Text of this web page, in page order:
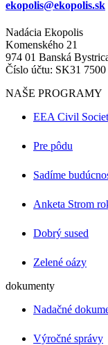
ekopolis@ekopolis.sk
Nadácia Ekopolis
Komenského 21
974 01 Banská
Číslo účtu: SK31
NAŠE PROGRAMY
EEA Civil
Pre pôdu
Sadíme
Anketa Strom
Dobrý sused
Zelené oázy
dokumenty
Nadačné
Výročné správy